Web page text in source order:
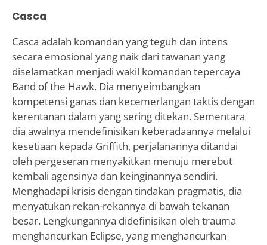
Casca
Casca adalah komandan yang teguh dan intens
secara emosional yang naik dari tawanan yang
diselamatkan menjadi wakil komandan tepercaya
Band of the Hawk. Dia menyeimbangkan
kompetensi ganas dan kecemerlangan taktis dengan
kerentanan dalam yang sering ditekan. Sementara
dia awalnya mendefinisikan keberadaannya melalui
kesetiaan kepada Griffith, perjalanannya ditandai
oleh pergeseran menyakitkan menuju merebut
kembali agensinya dan keinginannya sendiri.
Menghadapi krisis dengan tindakan pragmatis, dia
menyatukan rekan-rekannya di bawah tekanan
besar. Lengkungannya didefinisikan oleh trauma
menghancurkan Eclipse, yang menghancurkan